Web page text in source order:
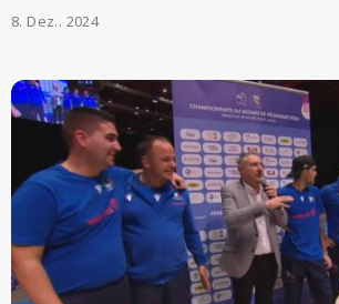
8. Dez.. 2024